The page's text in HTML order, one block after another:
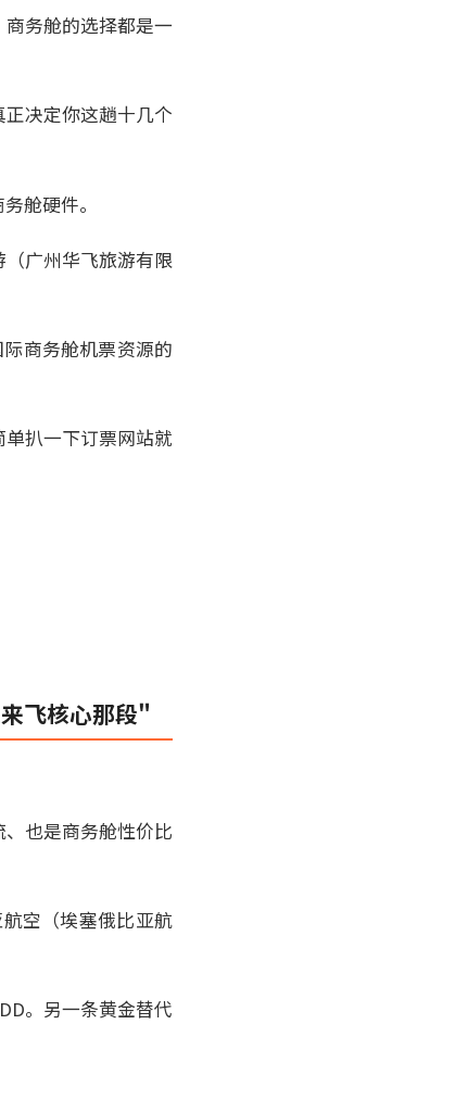
务舱的选择都是一
决定你这趟十几个
舱硬件。
广州华飞旅游有限
商务舱机票资源的
扒一下订票网站就
飞核心那段"
也是商务舱性价比
空（埃塞俄比亚航
。另一条黄金替代